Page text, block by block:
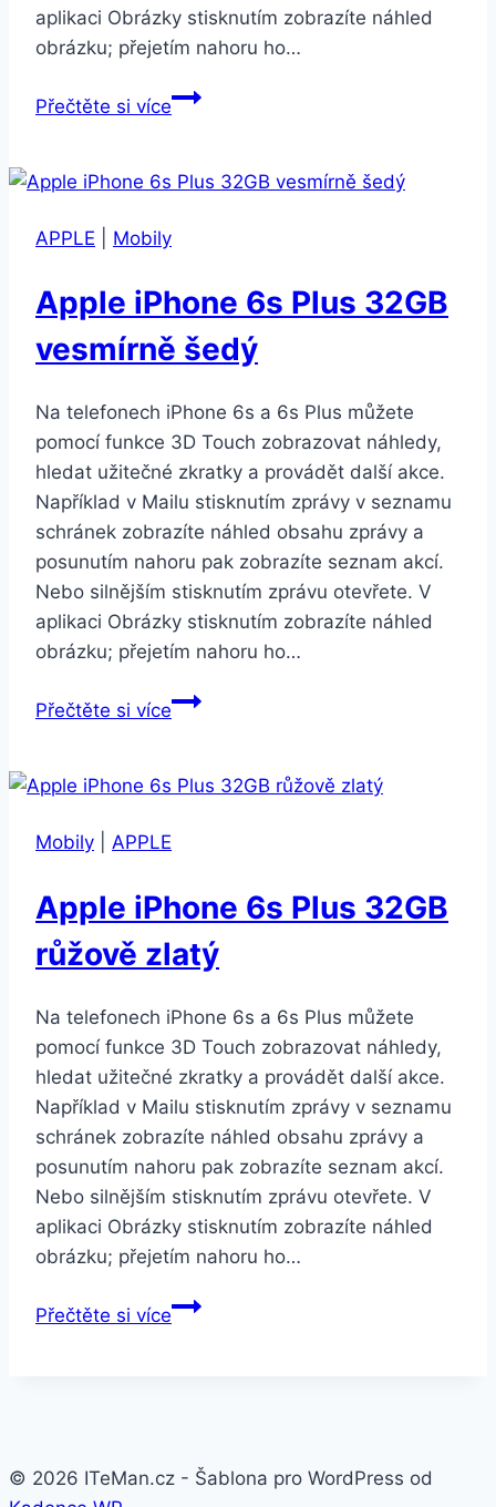
aplikaci Obrázky stisknutím zobrazíte náhled
obrázku; přejetím nahoru ho…
Přečtěte si víceApple
Plus
zlatý
APPLE Mobily
Apple iPhone 6s Plus 32GB
vesmírně šedý
Na telefonech iPhone 6s a 6s Plus můžete
pomocí funkce 3D Touch zobrazovat náhledy,
hledat užitečné zkratky a provádět další akce.
Například v Mailu stisknutím zprávy v seznamu
schránek zobrazíte náhled obsahu zprávy a
posunutím nahoru pak zobrazíte seznam akcí.
Nebo silnějším stisknutím zprávu otevřete. V
aplikaci Obrázky stisknutím zobrazíte náhled
obrázku; přejetím nahoru ho…
Přečtěte si víceApple
Plus
vesmírně
Mobily APPLE
Apple iPhone 6s Plus 32GB
růžově zlatý
Na telefonech iPhone 6s a 6s Plus můžete
pomocí funkce 3D Touch zobrazovat náhledy,
hledat užitečné zkratky a provádět další akce.
Například v Mailu stisknutím zprávy v seznamu
schránek zobrazíte náhled obsahu zprávy a
posunutím nahoru pak zobrazíte seznam akcí.
Nebo silnějším stisknutím zprávu otevřete. V
aplikaci Obrázky stisknutím zobrazíte náhled
obrázku; přejetím nahoru ho…
Přečtěte si víceApple
zlatý
© 2026 ITeMan.cz - Šablona pro WordPress od